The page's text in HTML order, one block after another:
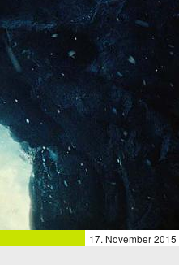
17. November 2015